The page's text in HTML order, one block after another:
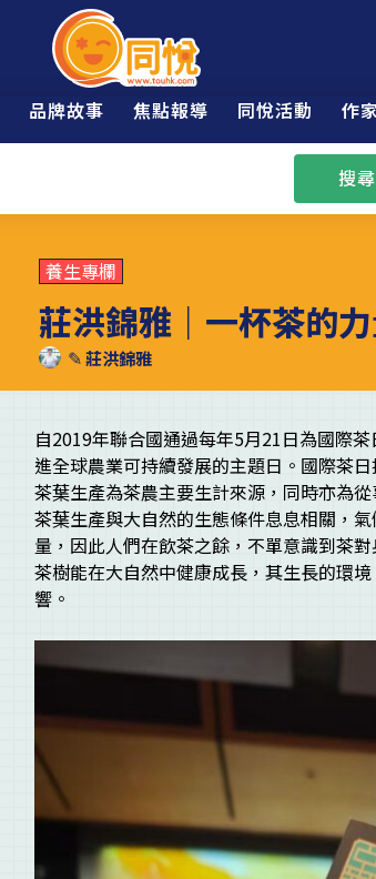
品牌故事 焦點報導 同悅活動 作
搜尋
養生專欄
莊洪錦雅｜一杯茶的
✎莊洪錦雅
自2019年聯合國通過每年5月21日為國際
進全球農業可持續發展的主題日。國際茶
茶葉生產為茶農主要生計來源，同時亦為
茶葉生產與大自然的生態條件息息相關，
量，因此人們在飲茶之餘，不單意識到茶
茶樹能在大自然中健康成長，其生長的環
響。